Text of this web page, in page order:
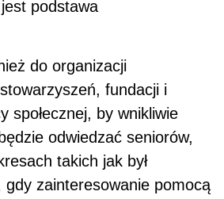
podstawa
do organizacji
fundacji i
społecznej, by wnikliwie
odwiedzać seniorów,
takich jak był
gdy zainteresowanie pomocą